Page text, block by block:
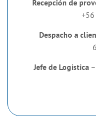
Recepción de
Despacho a
Jefe de Logística